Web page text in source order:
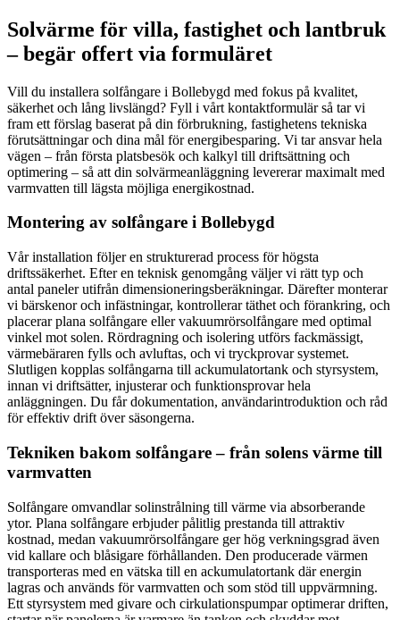
Solvärme för villa, fastighet och lantbruk
– begär offert via formuläret
Vill du installera solfångare i Bollebygd med fokus på kvalitet,
säkerhet och lång livslängd? Fyll i vårt kontaktformulär så tar vi
fram ett förslag baserat på din förbrukning, fastighetens tekniska
förutsättningar och dina mål för energibesparing. Vi tar ansvar hela
vägen – från första platsbesök och kalkyl till driftsättning och
optimering – så att din solvärmeanläggning levererar maximalt med
varmvatten till lägsta möjliga energikostnad.
Montering av solfångare i Bollebygd
Vår installation följer en strukturerad process för högsta
driftssäkerhet. Efter en teknisk genomgång väljer vi rätt typ och
antal paneler utifrån dimensioneringsberäkningar. Därefter monterar
vi bärskenor och infästningar, kontrollerar täthet och förankring, och
placerar plana solfångare eller vakuumrörsolfångare med optimal
vinkel mot solen. Rördragning och isolering utförs fackmässigt,
värmebäraren fylls och avluftas, och vi tryckprovar systemet.
Slutligen kopplas solfångarna till ackumulatortank och styrsystem,
innan vi driftsätter, injusterar och funktionsprovar hela
anläggningen. Du får dokumentation, användarintroduktion och råd
för effektiv drift över säsongerna.
Tekniken bakom solfångare – från solens värme till
varmvatten
Solfångare omvandlar solinstrålning till värme via absorberande
ytor. Plana solfångare erbjuder pålitlig prestanda till attraktiv
kostnad, medan vakuumrörsolfångare ger hög verkningsgrad även
vid kallare och blåsigare förhållanden. Den producerade värmen
transporteras med en vätska till en ackumulatortank där energin
lagras och används för varmvatten och som stöd till uppvärmning.
Ett styrsystem med givare och cirkulationspumpar optimerar driften,